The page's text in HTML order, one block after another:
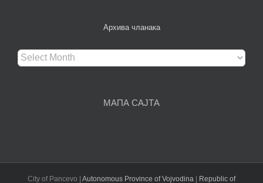
Архива чланака
Архива
чланака
МАПА САЈТА
City of Pancevo | Autonomous Province of Vojvodina | Republic of